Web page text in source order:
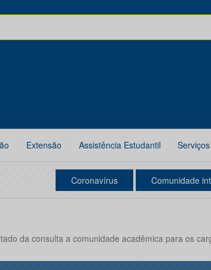
Extensão Assistência Estudantil Serviços
Coronavírus Comunidade
da consulta a comunidade acadêmica para os